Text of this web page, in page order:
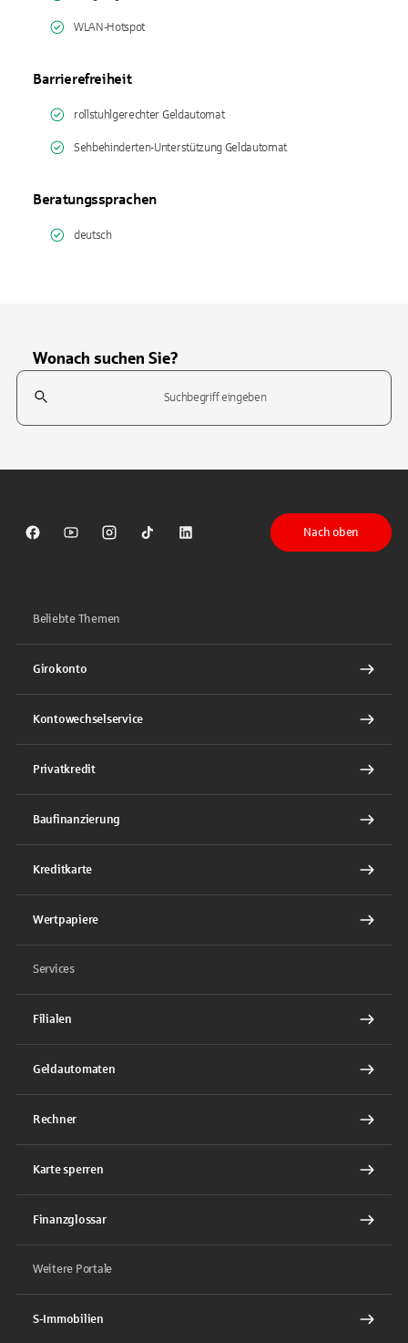
WLAN-Hotspot
Barrierefreiheit
rollstuhlgerechter Geldautomat
Sehbehinderten-Unterstützung Geldautomat
Beratungssprachen
deutsch
Wonach suchen Sie?
Suchfeld
Sparkasse auf Facebook
Sparkasse auf Youtube
Sparkasse auf Instagram
Sparkasse auf TikTok
Sparkasse auf LinkedIn
Nach oben
Beliebte Themen
Girokonto
Kontowechselservice
Privatkredit
Baufinanzierung
Kreditkarte
Wertpapiere
Services
Filialen
Geldautomaten
Rechner
Karte sperren
Finanzglossar
Weitere Portale
S-Immobilien